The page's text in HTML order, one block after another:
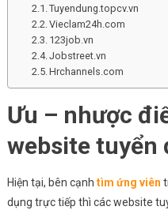
Tuyendung.topcv.vn
Vieclam24h.com
123job.vn
Jobstreet.vn
Hrchannels.com
Ưu – nhược
website tuyển
Hiện tại, bên cạnh tìm ứng viên
dụng trực tiếp thì các website